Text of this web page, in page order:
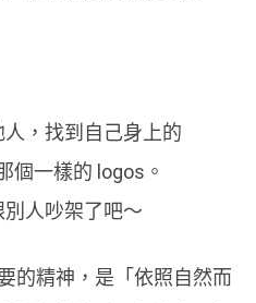
，找到自己身上的
個一樣的 logos。
人吵架了吧～
的精神，是「依照自然而